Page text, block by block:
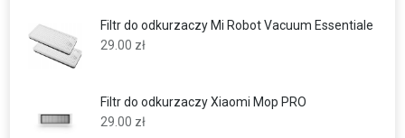
Filtr do odkurzaczy Mi Robot Vacuum Essentiale
29.00 zł
Filtr do odkurzaczy Xiaomi Mop PRO
29.00 zł